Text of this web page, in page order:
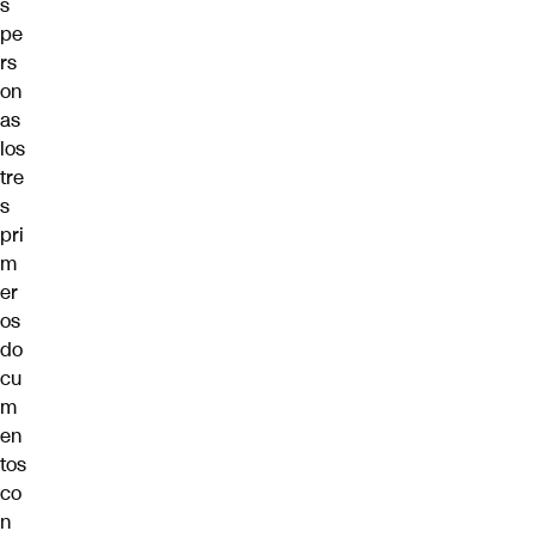
pe
rs
on
as
los
tre
s
pri
m
er
os
do
cu
m
en
tos
co
n